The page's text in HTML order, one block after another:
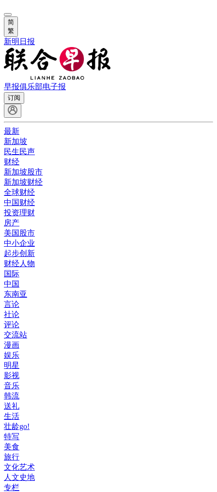
简
繁
新明日报
早报俱乐部电子报
订阅
最新
新加坡
民生民声
财经
新加坡股市
新加坡财经
全球财经
中国财经
投资理财
房产
美国股市
中小企业
起步创新
财经人物
国际
中国
东南亚
言论
社论
评论
交流站
漫画
娱乐
明星
影视
音乐
韩流
送礼
生活
壮龄go!
特写
美食
旅行
文化艺术
人文史地
专栏